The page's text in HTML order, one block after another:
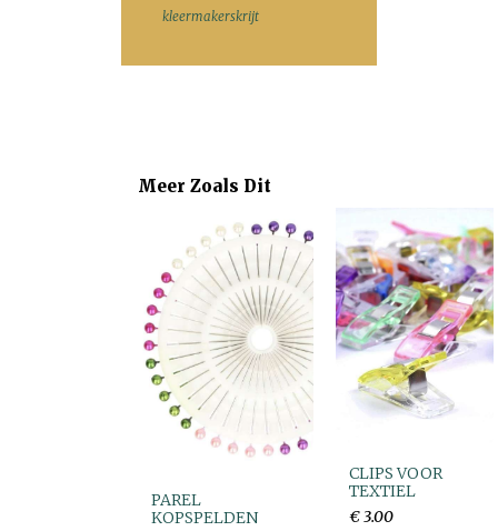
kleermakerskrijt
Meer Zoals Dit
PAREL
KOPSPELDEN
CLIPS VOOR
TEXTIEL
€ 3.00